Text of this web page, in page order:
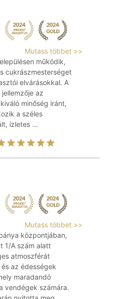
Mutass többet >>
működik,
cukrászmesterséget
elvárásokkal. A
az
minőség iránt,
a széles
ízletes ...
Mutass többet >>
központjában,
1/A szám alatt
atmoszférát
az édességek
maradandó
vendégek számára.